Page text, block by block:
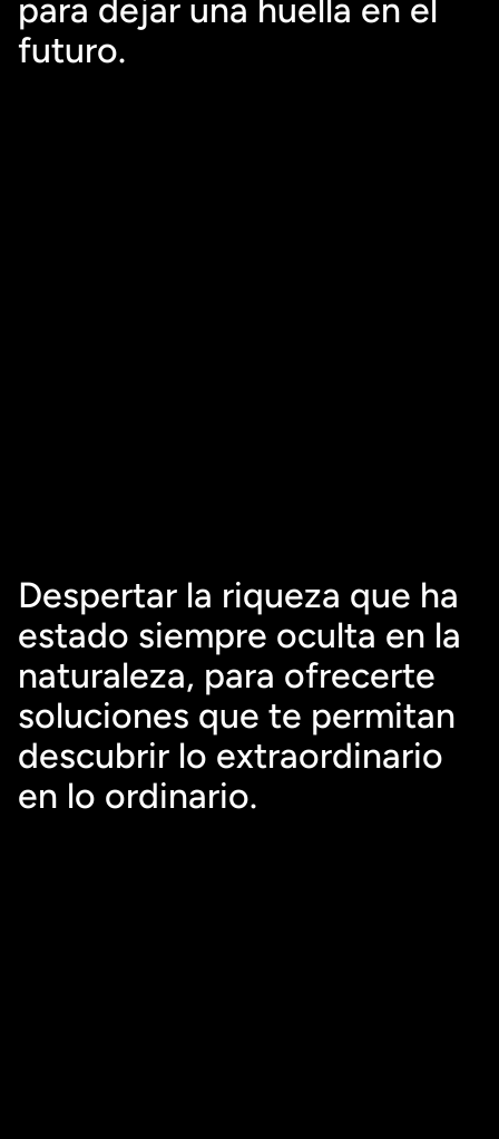
para dejar una huella en el
futuro.
Despertar la riqueza que ha
estado siempre oculta en la
naturaleza, para ofrecerte
soluciones que te permitan
descubrir lo extraordinario
en lo ordinario.